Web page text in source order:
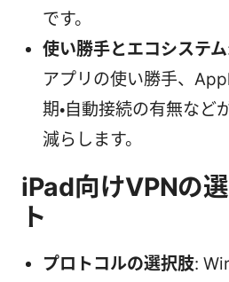
です。
使い勝手とエコシステム
アプリの使い勝手、
期・自動接続の有無など
減らします。
iPad向けVPNの
ト
プロトコルの選択肢: